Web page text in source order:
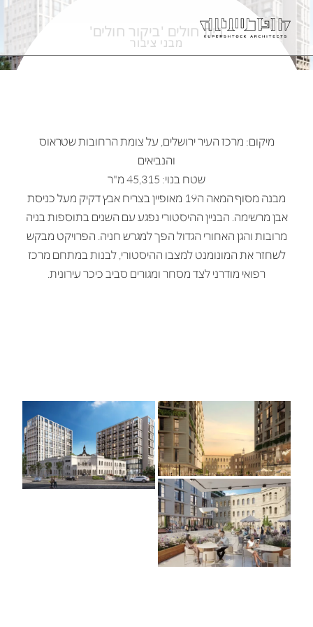
בית חולים 'ביקור חולים'
מבני ציבור
מיקום: מרכז העיר ירושלים, על צומת הרחובות שטראוס
והנביאים
שטח בנוי: 45,315 מ"ר
מבנה מסוף המאה ה19 מאופיין בצריח אבץ דקיק מעל כניסת
אבן מרשימה. הבניין ההיסטורי נפגע עם השנים בתוספות בניה
מרובות והגן האחורי הגדול הפך למגרש חניה. הפרויקט מבקש
לשחזר את המונומנט למצבו ההיסטורי, לבנות במתחם מרכז
רפואי מודרני לצד מסחר ומגורים סביב כיכר עירונית.